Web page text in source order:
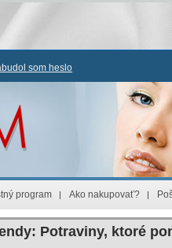
som heslo
program Ako nakupovať?
Potraviny, ktoré